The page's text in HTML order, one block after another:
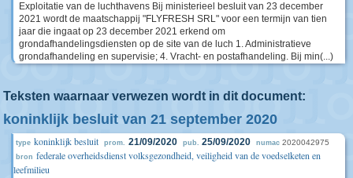
Exploitatie van de luchthavens Bij ministerieel besluit van 23 december
2021 wordt de maatschappij "FLYFRESH SRL" voor een termijn van tien
jaar die ingaat op 23 december 2021 erkend om
grondafhandelingsdiensten op de site van de luch 1. Administratieve
grondafhandeling en supervisie; 4. Vracht- en postafhandeling. Bij min(...)
Teksten waarnaar verwezen wordt in dit document:
koninklijk besluit van 21 september 2020
type koninklijk besluit prom. 21/09/2020 pub. 25/09/2020 numac 2020042975
bron federale overheidsdienst volksgezondheid, veiligheid van de voedselketen en
leefmilieu